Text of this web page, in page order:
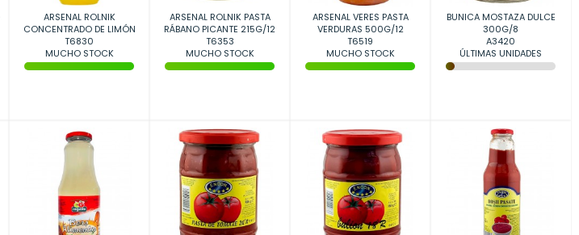
ARSENAL ROLNIK
CONCENTRADO DE LIMÓN
200G/8
T6830
MUCHO STOCK
ARSENAL ROLNIK PASTA
RÁBANO PICANTE 215G/12
T6353
MUCHO STOCK
ARSENAL VERES PASTA
VERDURAS 500G/12
T6519
MUCHO STOCK
BUNICA MOSTAZA DULCE
300G/8
A3420
ÚLTIMAS UNIDADES